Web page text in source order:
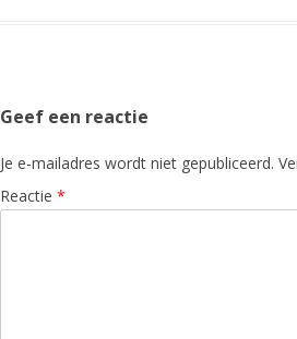
Geef een reactie
Je e-mailadres wordt niet gepubliceerd.
Reactie *